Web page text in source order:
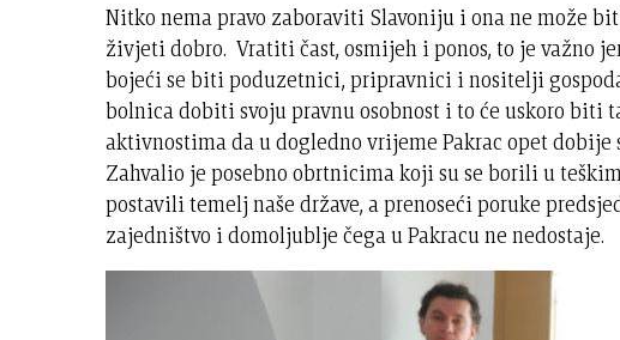
Nitko nema pravo zaboraviti Slavoniju i ona ne može
živjeti dobro. Vratiti čast, osmijeh i ponos, to je važno
bojeći se biti poduzetnici, pripravnici i nositelji
bolnica dobiti svoju pravnu osobnost i to će uskoro biti
aktivnostima da u dogledno vrijeme Pakrac opet
Zahvalio je posebno obrtnicima koji su se borili u
postavili temelj naše države, a prenoseći poruke
zajedništvo i domoljublje čega u Pakracu ne nedostaje.